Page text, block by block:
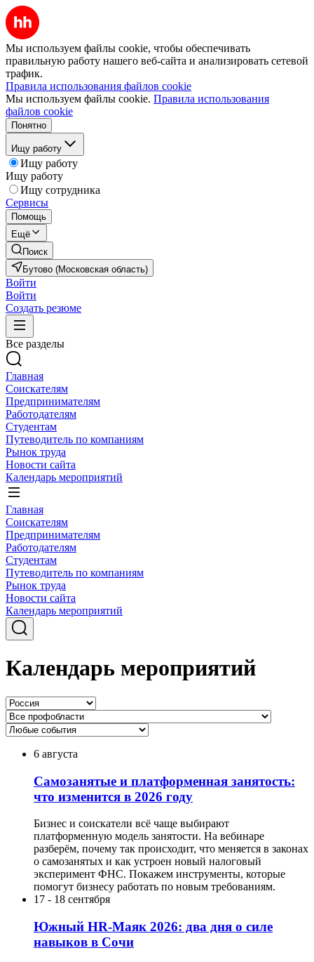
Мы используем файлы cookie, чтобы обеспечивать
правильную работу нашего веб-сайта и анализировать сетевой
трафик.
Правила использования файлов cookie
Мы используем файлы cookie. Правила использования
файлов cookie
Понятно
Ищу работу
Ищу работу
Ищу работу
Ищу сотрудника
Сервисы
Помощь
Ещё
Поиск
Бутово (Московская область)
Войти
Войти
Создать резюме
Все разделы
Главная
Соискателям
Предпринимателям
Работодателям
Студентам
Путеводитель по компаниям
Рынок труда
Новости сайта
Календарь мероприятий
Главная
Соискателям
Предпринимателям
Работодателям
Студентам
Путеводитель по компаниям
Рынок труда
Новости сайта
Календарь мероприятий
Календарь мероприятий
6 августа
Самозанятые и платформенная занятость:
что изменится в 2026 году
Бизнес и соискатели всё чаще выбирают
платформенную модель занятости. На вебинаре
разберём, почему так происходит, что меняется в законах
о самозанятых и как устроен новый налоговый
эксперимент ФНС. Покажем инструменты, которые
помогут бизнесу работать по новым требованиям.
17 - 18 сентября
Южный HR-Маяк 2026: два дня о силе
навыков в Сочи